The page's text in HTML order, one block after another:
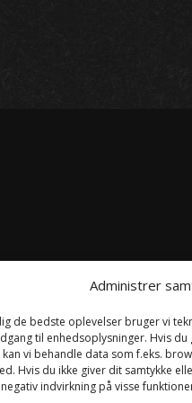
Administrer
de bedste oplevelser bruger vi
til enhedsoplysninger. Hvis du
vi behandle data som f.eks.
Hvis du ikke giver dit samtykke
indvirkning på visse